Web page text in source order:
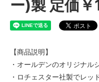
ー)製 定価
【商品説明】
・オールデンのオリジナル
・ロチェスター社製でレ